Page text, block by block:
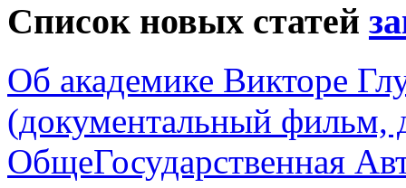
Список новых статей
Об академике Викторе
(документальный
ОбщеГосударственная